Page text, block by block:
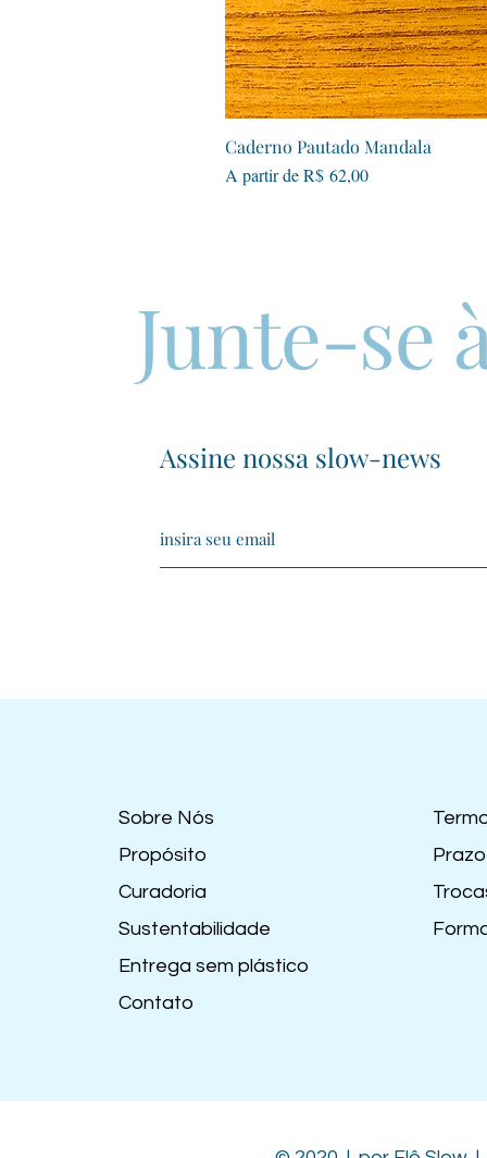
Caderno Pautado Mandala
A partir deR$ 62,00
Preço promocional
Junte-se
Assine nossa slow-news
Sobre Nós
Propósito
Curadoria
Sustentabilidade
Entrega sem plástico
Contato